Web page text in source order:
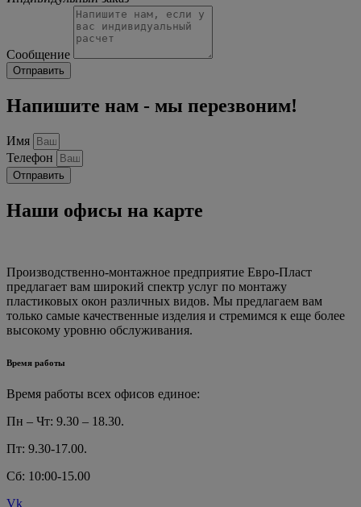
Сообщение
Отправить
Напишите нам - мы перезвоним!
Имя
Телефон
Отправить
Наши офисы на карте
Производственно-монтажное предприятие Евро-Пласт
предлагает вам широкий спектр услуг по монтажу
пластиковых окон различных видов. Мы предлагаем вам
только самые качественные изделия и стремимся к еще более
высокому уровню обслуживания.
Время работы
Время работы всех офисов единое:
Пн – Чт: 9.30 – 18.30.
Пт: 9.30-17.00.
Сб: 10:00-15.00
Vk